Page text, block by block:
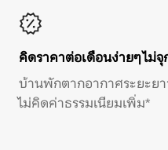
คิดราคาต่อเดือนง่ายๆ ไม่จุ
บ้านพักตากอากาศระยะย
ไม่คิดค่าธรรมเนียมเพิ่ม*